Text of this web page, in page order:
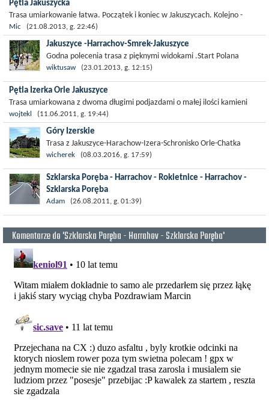
Pętla Jakuszycka
Trasa umiarkowanie łatwa. Początek i koniec w Jakuszycach. Kolejno -
schronisko Orle, Chatka Górzystów, stara kopalnia. Przeważająca część
drogi to...
Mic (21.08.2013, g. 22:46)
Jakuszyce -Harrachov-Smrek-Jakuszyce
Godna polecenia trasa z pięknymi widokami .Start Polana
Jakuszycka szlakiem na turystyczne przejście graniczne do
Harrachov -Izerka (asfaltowa...
wiktusaw (23.01.2013, g. 12:15)
Pętla Izerka Orle Jakuszyce
Trasa umiarkowana z dwoma długimi podjazdami o małej ilości kamieni
oraz dwoma trzema o dużej ilości kamieni po Czeskiej stronie,
wymagające...
wojtekl (11.06.2011, g. 19:44)
Góry Izerskie
Trasa z Jakuszyce-Harachow-Izera-Schronisko Orle-Chatka
Górzystów-Kopalnia Kwarcu Kazimierz- Schronisko Wysoki
Kamień-Jakuszyce.Trasa bardzo...
wicherek (08.03.2016, g. 17:59)
Szklarska Poręba - Harrachov - Rokietnice - Harrachov -
Szklarska Poręba
Trasa drogami asfaltowymi, po stronie czeskiej z dobrym
poboczem. W większości las. Od Harrachova do Rokytnic
jedziemy wzdłuż Izery. Przyjemna...
Adam (26.08.2011, g. 01:39)
Komentarze do 'Szklarska Poręba - Harrahov - Szklarska Poręba'